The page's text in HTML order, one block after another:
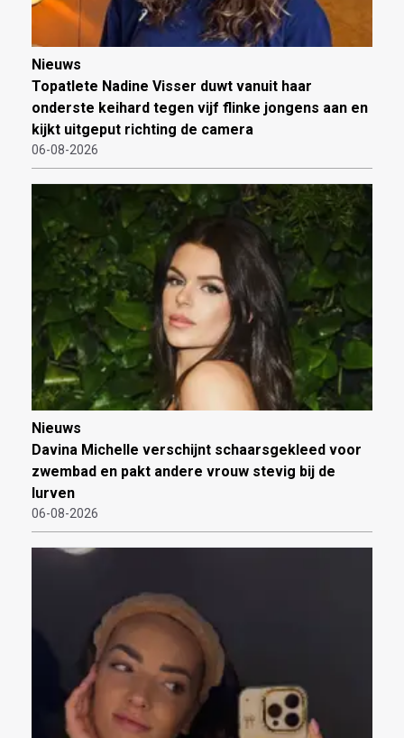
Nieuws
Topatlete Nadine Visser duwt vanuit haar
onderste keihard tegen vijf flinke jongens aan en
kijkt uitgeput richting de camera
06-08-2026
Nieuws
Davina Michelle verschijnt schaarsgekleed voor
zwembad en pakt andere vrouw stevig bij de
lurven
06-08-2026